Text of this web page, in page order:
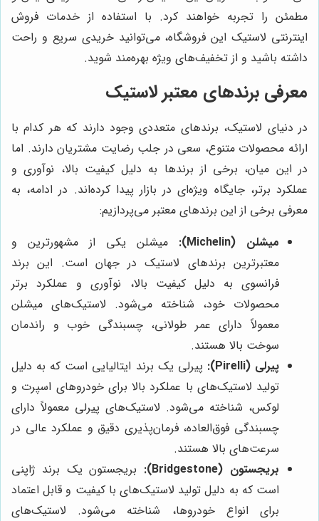
مطمئن را تجربه خواهند کرد. با استفاده از خدمات فروش
اینترنتی لاستیک این فروشگاه، می‌توانید خریدی سریع و راحت
داشته باشید و از تخفیف‌های ویژه بهره‌مند شوید.
معرفی برندهای معتبر لاستیک
در دنیای لاستیک، برندهای متعددی وجود دارند که هر کدام با
ارائه محصولات متنوع، سعی در جلب رضایت مشتریان دارند. اما
در این میان، برخی از برندها به دلیل کیفیت بالا، نوآوری و
عملکرد برتر، جایگاه ویژه‌ای در بازار پیدا کرده‌اند. در ادامه، به
معرفی برخی از این برندهای معتبر می‌پردازیم:
میشلن (Michelin):
میشلن یکی از مشهورترین و
معتبرترین برندهای لاستیک در جهان است. این برند
فرانسوی به دلیل کیفیت بالا، نوآوری و عملکرد برتر
محصولات خود، شناخته می‌شود. لاستیک‌های میشلن
معمولاً دارای عمر طولانی، چسبندگی خوب و راندمان
سوخت بالا هستند.
پیرلی (Pirelli):
پیرلی یک برند ایتالیایی است که به دلیل
تولید لاستیک‌های با عملکرد بالا برای خودروهای اسپرت و
لوکس، شناخته می‌شود. لاستیک‌های پیرلی معمولاً دارای
چسبندگی فوق‌العاده، فرمان‌پذیری دقیق و عملکرد عالی در
سرعت‌های بالا هستند.
بریجستون (Bridgestone):
بریجستون یک برند ژاپنی
است که به دلیل تولید لاستیک‌های با کیفیت و قابل اعتماد
برای انواع خودروها، شناخته می‌شود. لاستیک‌های